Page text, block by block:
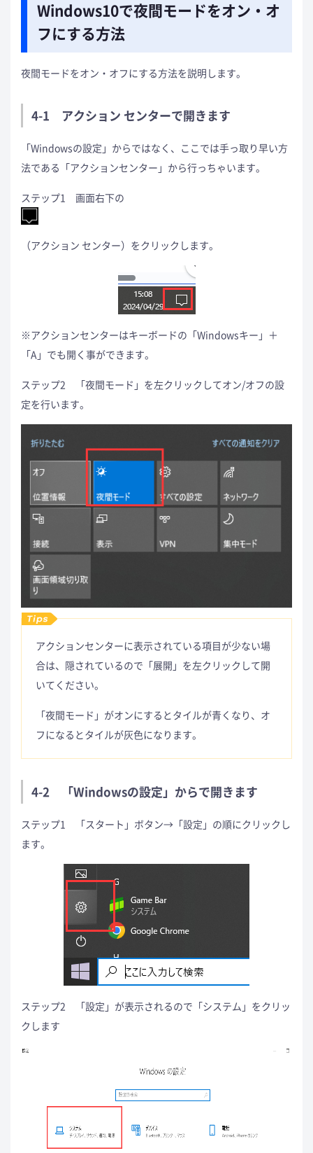
Windows10で夜間モードをオン・オ
フにする方法
夜間モードをオン・オフにする方法を説明します。
4-1 アクション センターで開きます
「Windowsの設定」からではなく、ここでは手っ取り早い方
法である「アクションセンター」から行っちゃいます。
ステップ1 画面右下の
（アクション センター）をクリックします。
※アクションセンターはキーボードの「Windowsキー」＋
「A」でも開く事ができます。
ステップ2 「夜間モード」を左クリックしてオン/オフの設
定を行います。
アクションセンターに表示されている項目が少ない場
合は、隠されているので「展開」を左クリックして開
いてください。
「夜間モード」がオンにするとタイルが青くなり、オ
フになるとタイルが灰色になります。
4-2 「Windowsの設定」からで開きます
ステップ1 「スタート」ボタン→「設定」の順にクリックし
ます。
ステップ2 「設定」が表示されるので「システム」をクリッ
クします